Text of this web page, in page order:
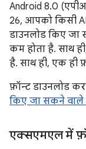
Android 8.0
26, आपको किसी
डाउनलोड किए
कम होता है. साथ
है. साथ ही, एक
फ़ॉन्ट डाउनलोड
किए जा सकने वाले
एक्सएमएल में